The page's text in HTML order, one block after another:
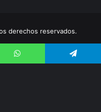
derechos reservados.
Telegram